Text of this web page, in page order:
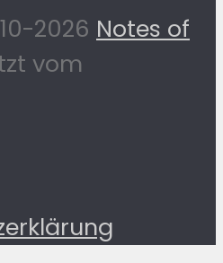
2026 Notes of
vom